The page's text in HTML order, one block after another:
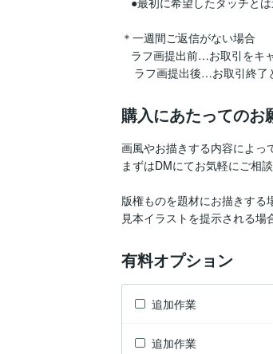
＊一週間ご返信がない場合
ラフ画提出後…お取引終
購入にあたってのお
画風やお描きする内容によっ
まずはDMにてお気軽にご相
版権ものを題材にお描きする
見本イラストを提示される
有料オプション
追加作業
追加作業